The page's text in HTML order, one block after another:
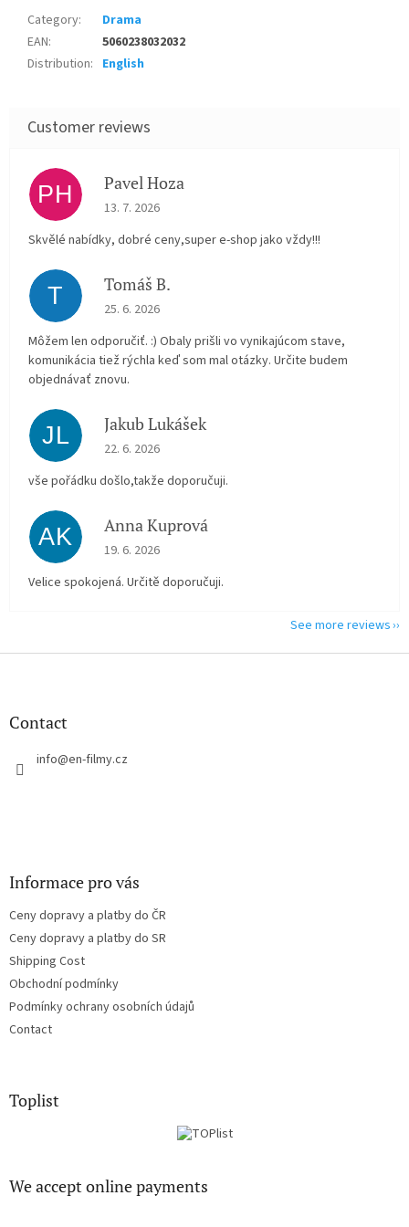
Category:
Drama
EAN:
5060238032032
Distribution: English
PH Pavel Hoza
The store rating is 5 out of 5 stars.
13. 7. 2026
Skvělé nabídky, dobré ceny,super e-shop jako vždy!!!
T Tomáš B.
The store rating is 5 out of 5 stars.
25. 6. 2026
Môžem len odporučiť. :) Obaly prišli vo vynikajúcom stave,
komunikácia tiež rýchla keď som mal otázky. Určite budem
objednávať znovu.
JL Jakub Lukášek
The store rating is 5 out of 5 stars.
22. 6. 2026
vše pořádku došlo,takže doporučuji.
AK Anna Kuprová
The store rating is 5 out of 5 stars.
19. 6. 2026
Velice spokojená. Určitě doporučuji.
See more reviews
F
Contact
info@en-filmy.cz
Informace pro vás
Ceny dopravy a platby do ČR
Ceny dopravy a platby do SR
Shipping Cost
Obchodní podmínky
Podmínky ochrany osobních údajů
Contact
Toplist
We accept online payments